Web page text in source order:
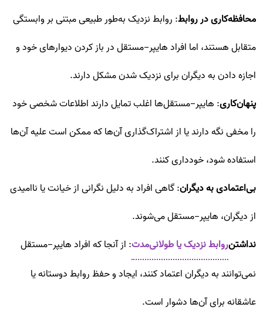
محافظه‌کاری در روابط: روابط نزدیک به‌طور طبیعی مبتنی بر وابستگی
متقابل هستند، اما افراد هایپر-مستقل در باز کردن دیوارهای خود و
اجازه دادن به دیگران برای نزدیک شدن مشکل دارند.
پنهان‌کاری: هایپر-مستقل‌ها اغلب تمایل دارند اطلاعات شخصی خود
را مخفی نگه دارند یا از اشتراک‌گذاری آن‌ها که ممکن است علیه آن‌ها
استفاده شود، خودداری کنند.
بی‌اعتمادی به دیگران: گاهی افراد به دلیل نگرانی از خیانت یا ناامیدی
از دیگران، هایپر-مستقل می‌شوند.
نداشتنروابط نزدیک یا طولانی‌مدت: از آنجا که افراد هایپر-مستقل
نمی‌توانند به دیگران اعتماد کنند، ایجاد و حفظ روابط دوستانه یا
عاشقانه برای آن‌ها دشوار است.